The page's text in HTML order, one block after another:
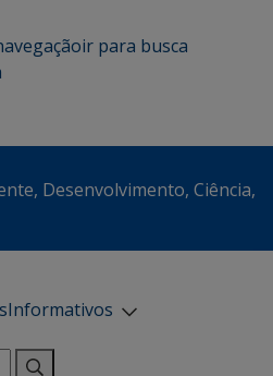
ir para busca
Desenvolvimento, Ciência,
Informativos